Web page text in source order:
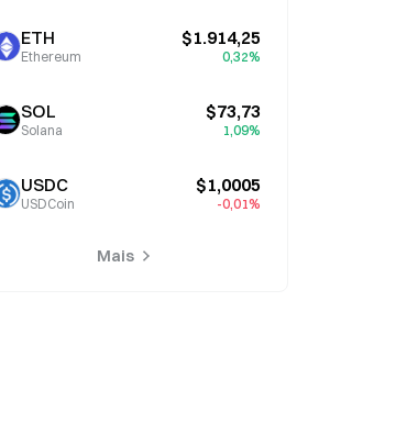
ETH
Ethereum
$1.914,25
0,32%
SOL
Solana
$73,73
1,09%
USDC
USDCoin
$1,0005
-0,01%
Mais